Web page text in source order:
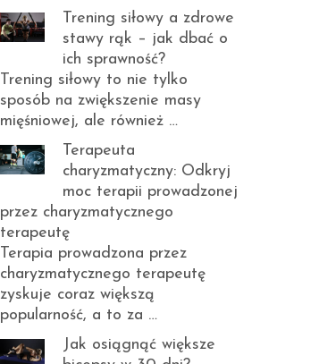
Trening siłowy a zdrowe
stawy rąk – jak dbać o
ich sprawność?
Trening siłowy to nie tylko
sposób na zwiększenie masy
mięśniowej, ale również …
Terapeuta
charyzmatyczny: Odkryj
moc terapii prowadzonej
przez charyzmatycznego
terapeutę
Terapia prowadzona przez
charyzmatycznego terapeutę
zyskuje coraz większą
popularność, a to za …
Jak osiągnąć większe